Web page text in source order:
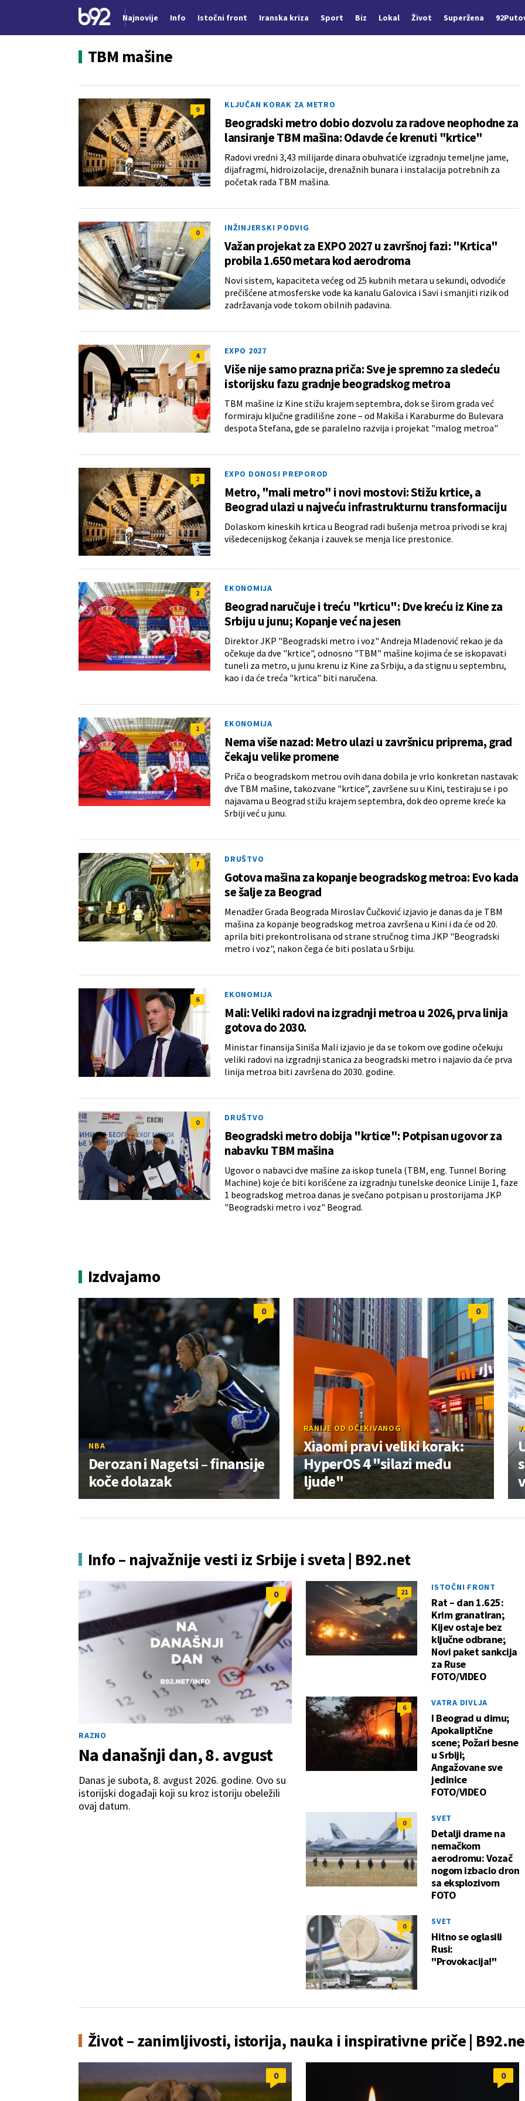
Najnovije Info Istočni front Iranska kriza Sport Biz Lokal Život Superžena
TBM mašine
9 KLJUČAN KORAK ZA METRO
Beogradski metro dobio dozvolu za radove neophodne za
lansiranje TBM mašina: Odavde će krenuti "krtice"
Radovi vredni 3,43 milijarde dinara obuhvatiće izgradnju temeljne jame,
dijafragmi, hidroizolacije, drenažnih bunara i instalacija potrebnih za
početak rada TBM mašina.
0 INŽINJERSKI PODVIG
Važan projekat za EXPO 2027 u završnoj fazi: "Krtica"
probila 1.650 metara kod aerodroma
Novi sistem, kapaciteta većeg od 25 kubnih metara u sekundi, odvodiće
prečišćene atmosferske vode ka kanalu Galovica i Savi i smanjiti rizik od
zadržavanja vode tokom obilnih padavina.
4 EXPO 2027
Više nije samo prazna priča: Sve je spremno za sledeću
istorijsku fazu gradnje beogradskog metroa
TBM mašine iz Kine stižu krajem septembra, dok se širom grada već
formiraju ključne gradilišne zone – od Makiša i Karaburme do Bulevara
despota Stefana, gde se paralelno razvija i projekat "malog metroa"
2 EXPO DONOSI PREPOROD
Metro, "mali metro" i novi mostovi: Stižu krtice, a
Beograd ulazi u najveću infrastrukturnu transformaciju
Dolaskom kineskih krtica u Beograd radi bušenja metroa privodi se kraj
višedecenijskog čekanja i zauvek se menja lice prestonice.
2 EKONOMIJA
Beograd naručuje i treću "krticu": Dve kreću iz Kine za
Srbiju u junu; Kopanje već na jesen
Direktor JKP "Beogradski metro i voz" Andreja Mladenović rekao je da
očekuje da dve "krtice", odnosno "TBM" mašine kojima će se iskopavati
tuneli za metro, u junu krenu iz Kine za Srbiju, a da stignu u septembru,
kao i da će treća "krtica" biti naručena.
1 EKONOMIJA
Nema više nazad: Metro ulazi u završnicu priprema, grad
čekaju velike promene
Priča o beogradskom metrou ovih dana dobila je vrlo konkretan nastavak:
dve TBM mašine, takozvane "krtice”, završene su u Kini, testiraju se i po
najavama u Beograd stižu krajem septembra, dok deo opreme kreće ka
Srbiji već u junu.
7 DRUŠTVO
Gotova mašina za kopanje beogradskog metroa: Evo kada
se šalje za Beograd
Menadžer Grada Beograda Miroslav Čučković izjavio je danas da je TBM
mašina za kopanje beogradskog metroa završena u Kini i da će od 20.
aprila biti prekontrolisana od strane stručnog tima JKP "Beogradski
metro i voz", nakon čega će biti poslata u Srbiju.
6 EKONOMIJA
Mali: Veliki radovi na izgradnji metroa u 2026, prva linija
gotova do 2030.
Ministar finansija Siniša Mali izjavio je da se tokom ove godine očekuju
veliki radovi na izgradnji stanica za beogradski metro i najavio da će prva
linija metroa biti završena do 2030. godine.
0 DRUŠTVO
Beogradski metro dobija "krtice": Potpisan ugovor za
nabavku TBM mašina
Ugovor o nabavci dve mašine za iskop tunela (TBM, eng. Tunnel Boring
Machine) koje će biti korišćene za izgradnju tunelske deonice Linije 1, faze
1 beogradskog metroa danas je svečano potpisan u prostorijama JKP
"Beogradski metro i voz" Beograd.
Izdvajamo
0
NBA
Derozan i Nagetsi – finansije
koče dolazak
0
RANIJE OD OČEKIVANOG
Xiaomi pravi veliki korak:
HyperOS 4 "silazi među
ljude"
Info – najvažnije vesti iz Srbije i sveta | B92.net
0
RAZNO
Na današnji dan, 8. avgust
Danas je subota, 8. avgust 2026. godine. Ovo su
istorijski događaji koji su kroz istoriju obeležili
ovaj datum.
21 ISTOČNI FRONT
Rat – dan 1.625:
Krim granatiran;
Kijev ostaje bez
ključne odbrane;
Novi paket sankcija
za Ruse
FOTO/VIDEO
6 VATRA DIVLJA
I Beograd u dimu;
Apokaliptične
scene; Požari besne
u Srbiji;
Angažovane sve
jedinice
FOTO/VIDEO
0 SVET
Detalji drame na
nemačkom
aerodromu: Vozač
nogom izbacio dron
sa eksplozivom
FOTO
0 SVET
Hitno se oglasili
Rusi:
"Provokacija!"
Život – zanimljivosti, istorija, nauka i inspirativne priče |
0 0